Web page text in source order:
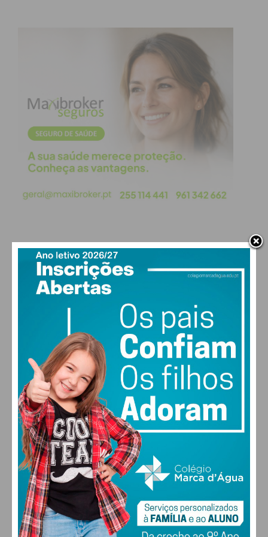
fazer todo o sentido neste momento”.
Subscreva a newsletter do
Imediato
Assine nossa newsletter por e-mail e
obtenha de forma regular a informação
atualizada.
Eu li e concordo com ostermos e
condições
PAÇOS DE FERREIRA
28°
vento: 3m/s ONO
MAX 28 • MIN 28
30°
QUI
30
SEX
29°
SÁB DOM
FARMACIAS DE SERVIÇO EM PAÇOS DE
FERREIRA